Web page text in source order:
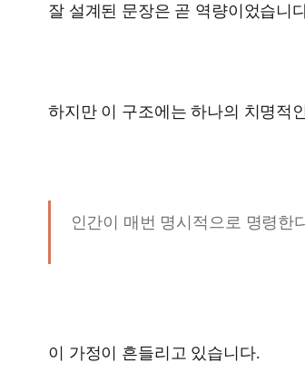
잘 설계된 문장은 곧 역량이었습니
하지만 이 구조에는 하나의 치명적
인간이 매번 명시적으로 명령한
이 가정이 흔들리고 있습니다.